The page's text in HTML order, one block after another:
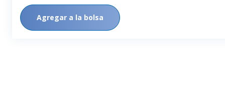
Agregar a la bolsa